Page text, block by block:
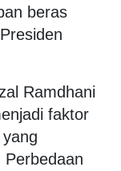
beras
Ramdhani
faktor
Perbedaan